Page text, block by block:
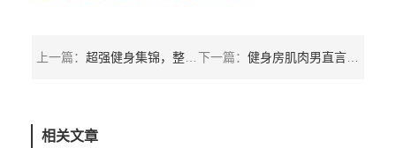
上一篇： 超强健身集锦，整个视频只能用屌爆来形容！ 下一篇： 健身房肌肉男直言：街头健身就是练不出大肌肉
相关文章